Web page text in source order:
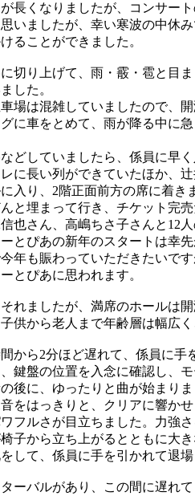
長くなりましたが、コンサー
いましたが、幸い寒波の中休
ることができました。
切り上げて、雨・霰・雹と目
した。
場は混雑していましたので、
に車をとめて、雨が降る中に
どしていましたら、係員に早
に長い列ができていたほか、
入り、2階正面前方の席に着き
と埋まって行き、チケット完
也さん、高嶋ちさ子さんと12
とぴあの新年のスタートは幸
年も賑わっていただきたいで
とぴあに思われます。
れましたが、満席のホールは
供から老人まで年齢層は幅広
から2分ほど遅れて、係員に手
鍵盤の位置を入念に確認し、
後に、ゆったりと曲が始まり
音をはっきりと、クリアに響か
フルさが目立ちました。力強
子から立ち上がるとともに
して、係員に手を引かれて退
ーバルがあり、この間に遅れ